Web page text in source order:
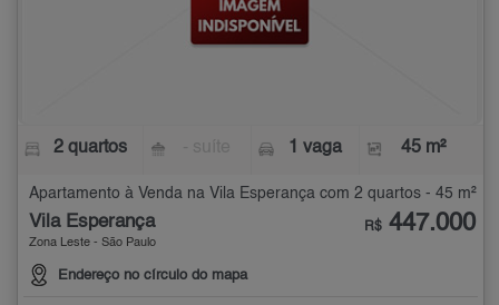
2 quartos 1 vaga 45 m²
Apartamento à Venda na Vila Esperança com 2 quartos - 45 m²
Vila Esperança
Zona Leste - São Paulo
Endereço no círculo do mapa
R$ 447.000